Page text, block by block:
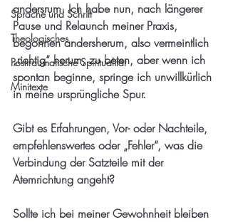
Sprache und Schrift
Theologisches
Posttraumatische Spiritualität
Minitexte
andersrum. Ich habe nun, nach längerer
Pause und Relaunch meiner Praxis,
begonnen andersherum, also vermeintlich
„richtig“ herum, zu beten, aber wenn ich
spontan beginne, springe ich unwillkürlich
in meine ursprüngliche Spur.
Gibt es Erfahrungen, Vor- oder Nachteile,
empfehlenswertes oder „Fehler“, was die
Verbindung der Satzteile mit der
Atemrichtung angeht?
Sollte ich bei meiner Gewohnheit bleiben